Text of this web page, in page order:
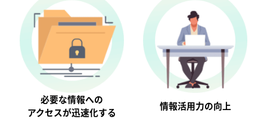
必要な情報への
アクセスが迅速化する
情報活⽤⼒の向上